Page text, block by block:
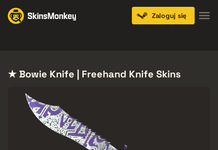
Zaloguj się
★ Bowie Knife | Freehand Knife Skins